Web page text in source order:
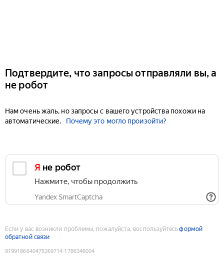
Подтвердите, что запросы отправляли вы, а
не робот
Нам очень жаль, но запросы с вашего устройства похожи на
автоматические.
Почему это могло произойти?
Я не робот
Нажмите, чтобы продолжить
Yandex SmartCaptcha
Если у вас возникли проблемы, пожалуйста, воспользуйтесьформой
обратной связи
9199186640475269714:1786346004